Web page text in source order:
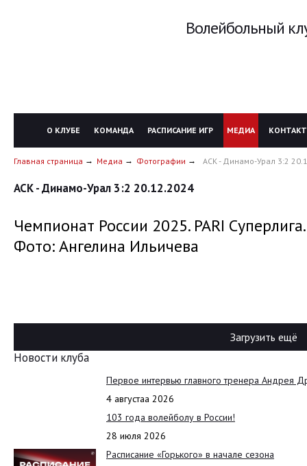
Волейбольный
О КЛУБЕ КОМАНДА РАСПИСАНИЕ ИГР МЕДИА
Главная страница Медиа Фотографии АСК - Динамо-Урал 3:2
АСК - Динамо-Урал 3:2 20.12.2024
Чемпионат России 2025. PARI
Фото: Ангелина Ильичева
Загрузить ещё
Новости клуба
Первое интервью главного тренера Андрея
4 августаа 2026
103 года волейболу в России!
28 июля 2026
Расписание «Горького» в начале сезона